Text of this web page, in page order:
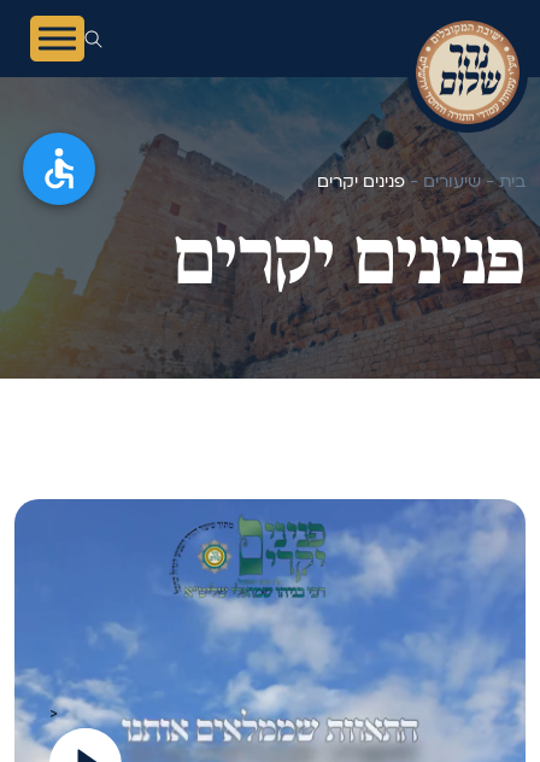
בית -שיעורים -פנינים יקרים
פנינים יקרים
>